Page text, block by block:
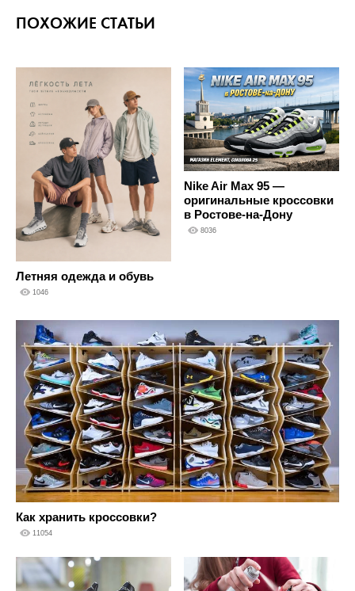
ПОХОЖИЕ СТАТЬИ
Летняя одежда и обувь
1046
Nike Air Max 95 —
оригинальные кроссовки
в Ростове-на-Дону
8036
Как хранить кроссовки?
11054